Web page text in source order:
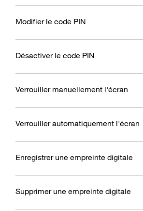
Modifier le code PIN
Désactiver le code PIN
Verrouiller manuellement l'écran
Verrouiller automatiquement l'écran
Enregistrer une empreinte digitale
Supprimer une empreinte digitale